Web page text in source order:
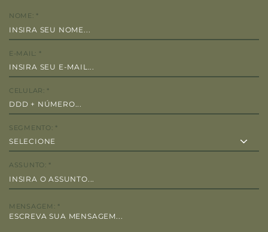
NOME: *
E-MAIL: *
CELULAR: *
SEGMENTO: *
ASSUNTO: *
MENSAGEM: *